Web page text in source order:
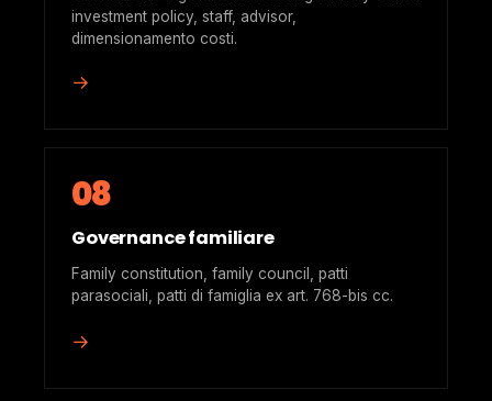
investment policy, staff, advisor,
dimensionamento costi.
→
08
Governance familiare
Family constitution, family council, patti
parasociali, patti di famiglia ex art. 768-bis cc.
→